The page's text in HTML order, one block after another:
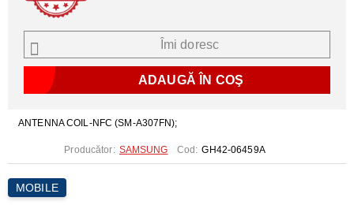
ANTENNA COIL-NFC (SM-A307FN);
Producător: SAMSUNG Cod: GH42-06459A
MOBILE
Îmi doresc